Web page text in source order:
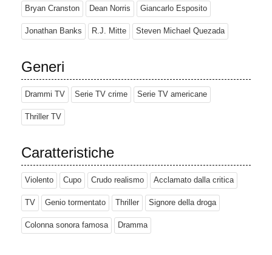
Bryan Cranston Dean Norris Giancarlo Esposito
Jonathan Banks R.J. Mitte Steven Michael Quezada
Generi
Drammi TV Serie TV crime Serie TV americane
Thriller TV
Caratteristiche
Violento Cupo Crudo realismo Acclamato dalla critica
TV Genio tormentato Thriller Signore della droga
Colonna sonora famosa Dramma